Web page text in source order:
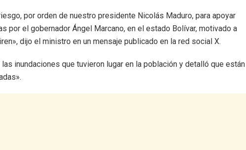
por orden de nuestro presidente Nicolás Maduro, para apoyar
por el gobernador Ángel Marcano, en el estado Bolívar, motivado a
dijo el ministro en un mensaje publicado en la red social X.
inundaciones que tuvieron lugar en la población y detalló que están